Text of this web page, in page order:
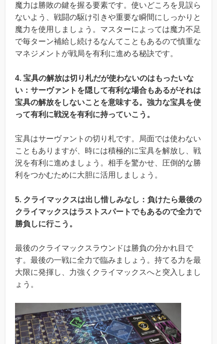
魔力は勝敗の鍵を握る要素です。使いどころを見誤ら
ないよう、戦闘の駆け引きや重要な瞬間にしっかりと
魔力を使用しましょう。マスターによっては魔力不足
で毎ターン補給し続けるなんてこともあるので慎重な
マネジメントが戦局を有利に進める秘訣です。
4. 宝具の解放は切り札だが使わないのはもったいな
い：サーヴァントを隠して有利な場合もあるがそれは
宝具の解放をしないことを意味する。強力な宝具を使
って有利に戦況を有利に持っていこう。
宝具はサーヴァントの切り札です。局面では使わない
こともありますが、時には積極的に宝具を解放し、戦
況を有利に進めましょう。相手を驚かせ、圧倒的な勝
利をつかむために大胆に活用しましょう。
5. クライマックスは出し惜しみなし：負けたら最後の
クライマックスはラストスパートでもあるので全力で
勝負しに行こう。
最後のクライマックスラウンドは勝負の分かれ目で
す。最後の一戦に全力で臨みましょう。持てる力を最
大限に発揮し、力強くクライマックスへと突入しまし
ょう。